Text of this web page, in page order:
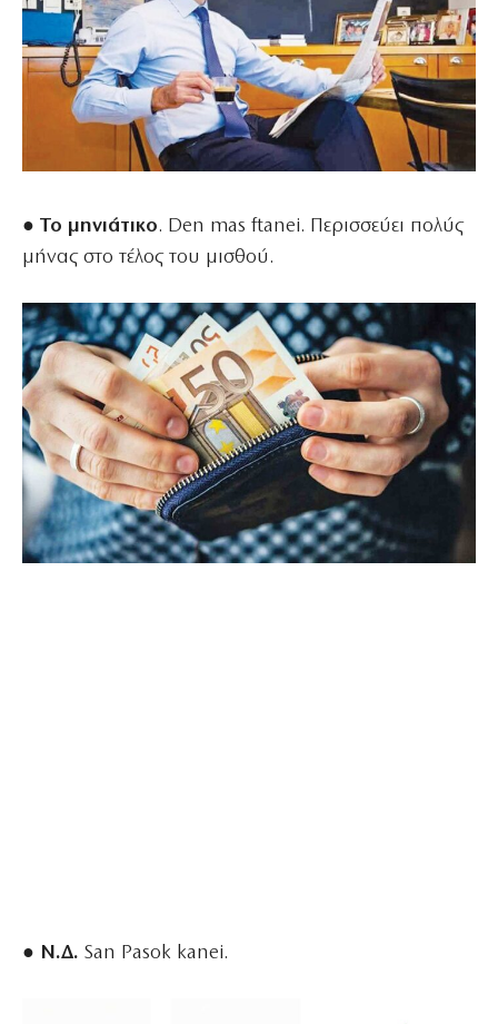
● Το μηνιάτικο. Den mas ftanei. Περισσεύει πολύς
μήνας στο τέλος του μισθού.
● Ν.Δ. San Pasok kanei.